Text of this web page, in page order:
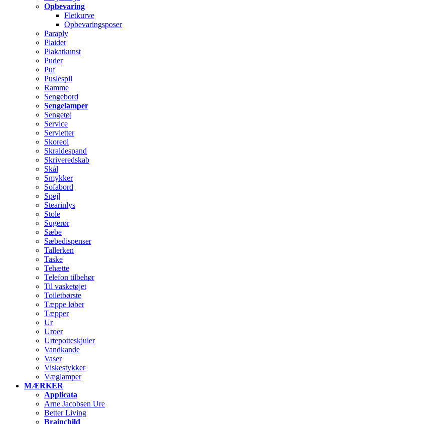
Opbevaring
Fletkurve
Opbevaringsposer
Paraply
Plaider
Plakatkunst
Puder
Puf
Puslespil
Ramme
Sengebord
Sengelamper
Sengetøj
Service
Servietter
Skoreol
Skraldespand
Skriveredskab
Skål
Smykker
Sofabord
Spejl
Stearinlys
Stole
Sugerør
Sæbe
Sæbedispenser
Tallerken
Taske
Tehætte
Telefon tilbehør
Til vasketøjet
Toiletbørste
Tæppe løber
Tæpper
Ur
Uroer
Urtepotteskjuler
Vandkande
Vaser
Viskestykker
Væglamper
MÆRKER
Applicata
Arne Jacobsen Ure
Better Living
Brainchild